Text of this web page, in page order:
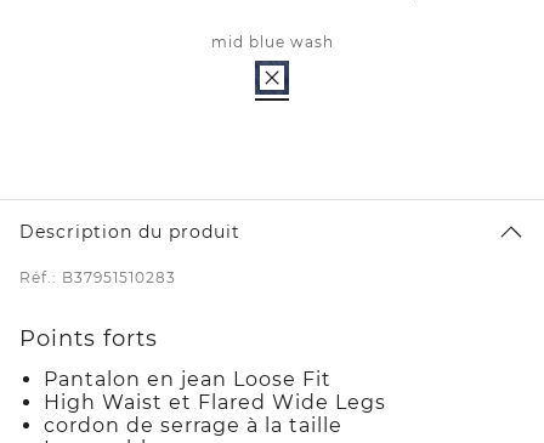
mid blue wash
Description du produit
Réf.: B37951510283
Points forts
Pantalon en jean Loose Fit
High Waist et Flared Wide Legs
cordon de serrage à la taille